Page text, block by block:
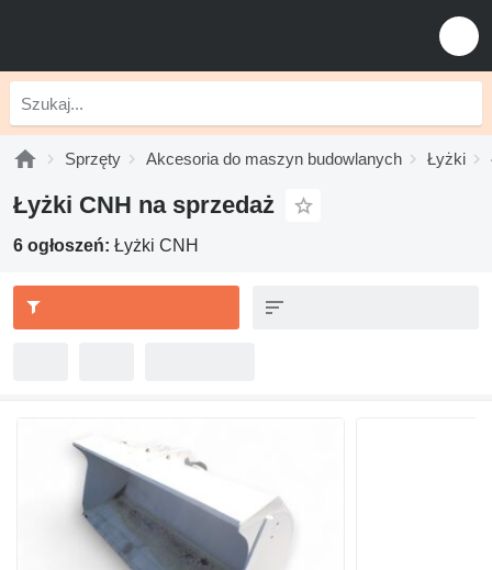
Sprzęty Akcesoria do maszyn budowlanych Łyżki
Łyżki CNH na sprzedaż
6 ogłoszeń: Łyżki CNH